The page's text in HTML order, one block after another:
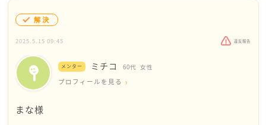
解決
2025.5.15 09:45 違反報告
メンター ミチコ 60代 女性
プロフィールを見る
まな様